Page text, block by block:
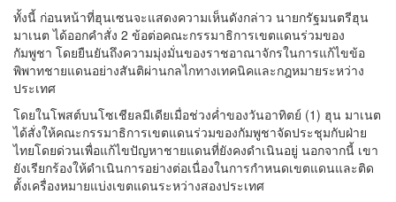
ทั้งนี้ ก่อนหน้าที่ฮุนเซนจะแสดงความเห็นดังกล่าว นายกรัฐมนตรีฮุน
มาเนต ได้ออกคำสั่ง 2 ข้อต่อคณะกรรมาธิการเขตแดนร่วมของ
กัมพูชา โดยยืนยันถึงความมุ่งมั่นของราชอาณาจักรในการแก้ไขข้อ
พิพาทชายแดนอย่างสันติผ่านกลไกทางเทคนิคและกฎหมายระหว่าง
ประเทศ
โดยในโพสต์บนโซเชียลมีเดียเมื่อช่วงค่ำของวันอาทิตย์ (1) ฮุน มาเนต
ได้สั่งให้คณะกรรมาธิการเขตแดนร่วมของกัมพูชาจัดประชุมกับฝ่าย
ไทยโดยด่วนเพื่อแก้ไขปัญหาชายแดนที่ยังคงดำเนินอยู่ นอกจากนี้ เขา
ยังเรียกร้องให้ดำเนินการอย่างต่อเนื่องในการกำหนดเขตแดนและติด
ตั้งเครื่องหมายแบ่งเขตแดนระหว่างสองประเทศ